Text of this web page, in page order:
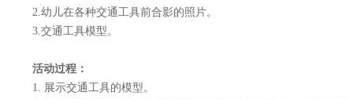
2.幼儿在各种交通工具前合影的照片。
3.交通工具模型。
活动过程：
1. 展示交通工具的模型。